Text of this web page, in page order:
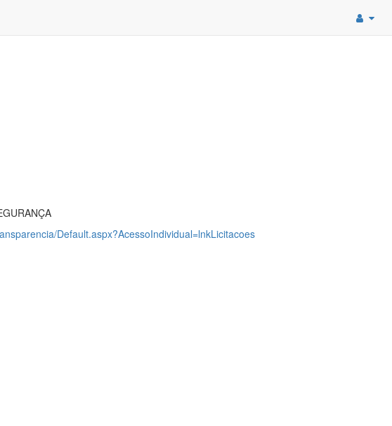
Default.aspx?AcessoIndividual=lnkLicitacoes